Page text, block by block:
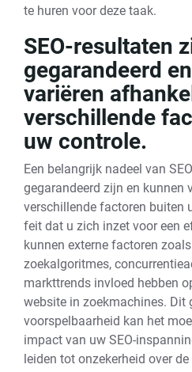
te huren voor deze taak.
SEO-resultaten
gegarandeerd
variëren
verschillende
uw controle.
Een belangrijk nadeel van
gegarandeerd zijn en kunnen
verschillende factoren buiten
feit dat u zich inzet voor een
kunnen externe factoren
zoekalgoritmes,
markttrends invloed hebben
website in zoekmachines. Dit
voorspelbaarheid kan het
impact van uw SEO-
leiden tot onzekerheid over